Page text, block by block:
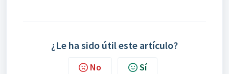
¿Le ha sido útil este artículo?
No Sí